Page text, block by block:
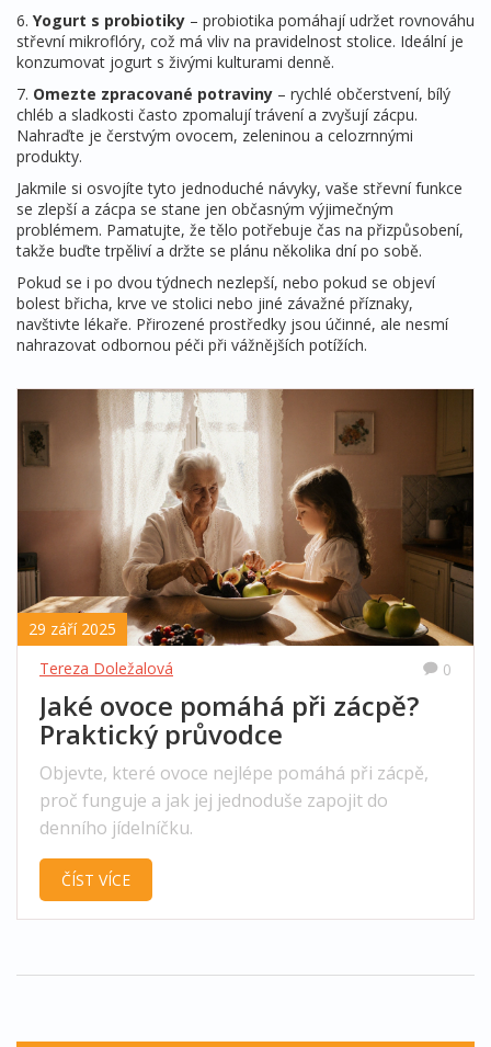
6. Yogurt s probiotiky – probiotika pomáhají udržet rovnováhu
střevní mikroflóry, což má vliv na pravidelnost stolice. Ideální je
konzumovat jogurt s živými kulturami denně.
7. Omezte zpracované potraviny – rychlé občerstvení, bílý
chléb a sladkosti často zpomalují trávení a zvyšují zácpu.
Nahraďte je čerstvým ovocem, zeleninou a celozrnnými
produkty.
Jakmile si osvojíte tyto jednoduché návyky, vaše střevní funkce
se zlepší a zácpa se stane jen občasným výjimečným
problémem. Pamatujte, že tělo potřebuje čas na přizpůsobení,
takže buďte trpěliví a držte se plánu několika dní po sobě.
Pokud se i po dvou týdnech nezlepší, nebo pokud se objeví
bolest břicha, krve ve stolici nebo jiné závažné příznaky,
navštivte lékaře. Přirozené prostředky jsou účinné, ale nesmí
nahrazovat odbornou péči při vážnějších potížích.
29 září 2025
Tereza Doležalová
0
Jaké ovoce pomáhá při zácpě?
Praktický průvodce
Objevte, které ovoce nejlépe pomáhá při zácpě,
proč funguje a jak jej jednoduše zapojit do
denního jídelníčku.
ČÍST VÍCE